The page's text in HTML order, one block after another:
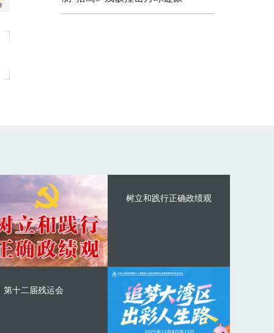
树立和践行正确政绩观
第十二届残运会